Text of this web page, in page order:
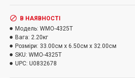
фарбою;
Міцна конструкція;
Легко фіксується в
Зрозуміла інструкція по
В комплекті покращений
В НАЯВНОСТІ
Модель: WMO-4325T
Вага: 2.20кг
Розміри: 33.00см x 6.50см x 32.00см
SKU: WMO-4325T
UPC: U0832678